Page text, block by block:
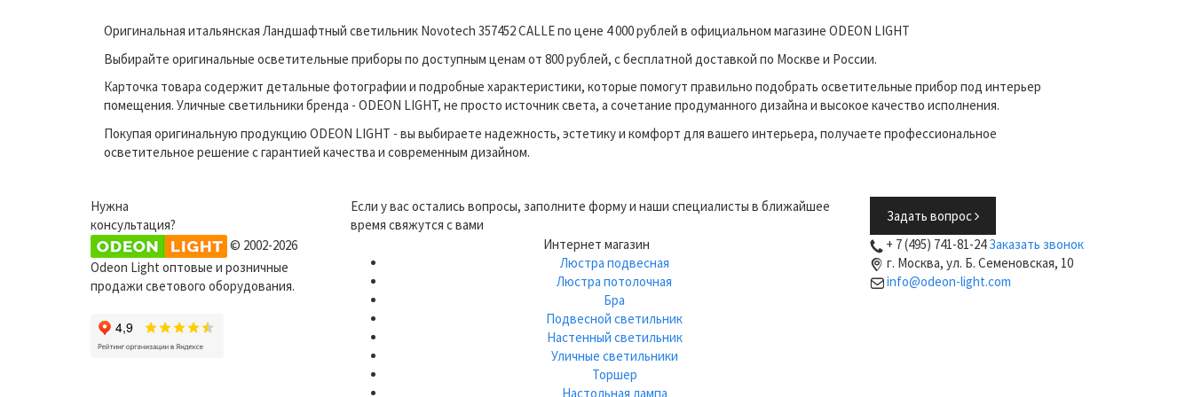
Оригинальная итальянская Ландшафтный светильник Novotech 357452 CALLE по цене 4 000 рублей в официальном магазине ODEON LIGHT
Выбирайте оригинальные осветительные приборы по доступным ценам от 800 рублей, с бесплатной доставкой по Москве и России.
Карточка товара содержит детальные фотографии и подробные характеристики, которые помогут правильно подобрать осветительные прибор под интерьер
помещения. Уличные светильники бренда - ODEON LIGHT, не просто источник света, а сочетание продуманного дизайна и высокое качество исполнения.
Покупая оригинальную продукцию ODEON LIGHT - вы выбираете надежность, эстетику и комфорт для вашего интерьера, получаете профессиональное
осветительное решение с гарантией качества и современным дизайном.
Нужна
консультация?
Если у вас остались вопросы, заполните форму и наши специалисты в ближайшее
время свяжутся с вами
Задать вопрос
© 2002-2026
Odeon Light оптовые и розничные
продажи светового оборудования.
Интернет магазин
Люстра подвесная
Люстра потолочная
Бра
Подвесной светильник
Настенный светильник
Уличные светильники
Торшер
Настольная лампа
+ 7 (495) 741-81-24Заказать звонок
г. Москва, ул. Б. Семеновская, 10
info@odeon-light.com